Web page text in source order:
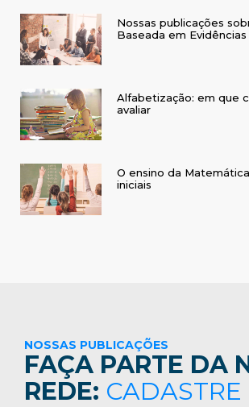
Nossas publicações
Baseada em Evidências
Alfabetização: em que
avaliar
O ensino da
iniciais
NOSSAS PUBLICAÇÕES
FAÇA PARTE DA
REDE: